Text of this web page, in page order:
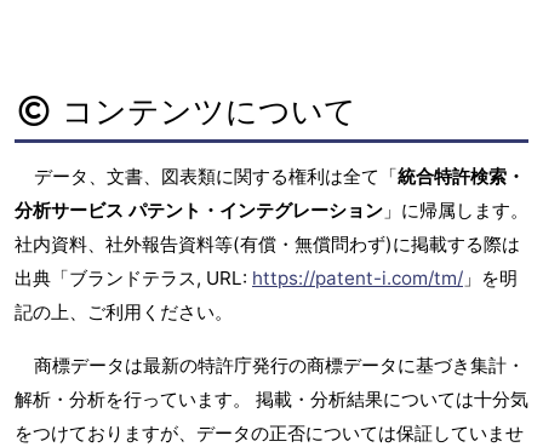
コンテンツについて
データ、文書、図表類に関する権利は全て「統合特許検索・
分析サービス パテント・インテグレーション 」に帰属します。
社内資料、社外報告資料等(有償・無償問わず)に掲載する際は
出典「ブランドテラス, URL: https://patent-i.com/tm/ 」を明
記の上、ご利用ください。
商標データは最新の特許庁発行の商標データに基づき集計・
解析・分析を行っています。 掲載・分析結果については十分気
をつけておりますが、データの正否については保証していませ